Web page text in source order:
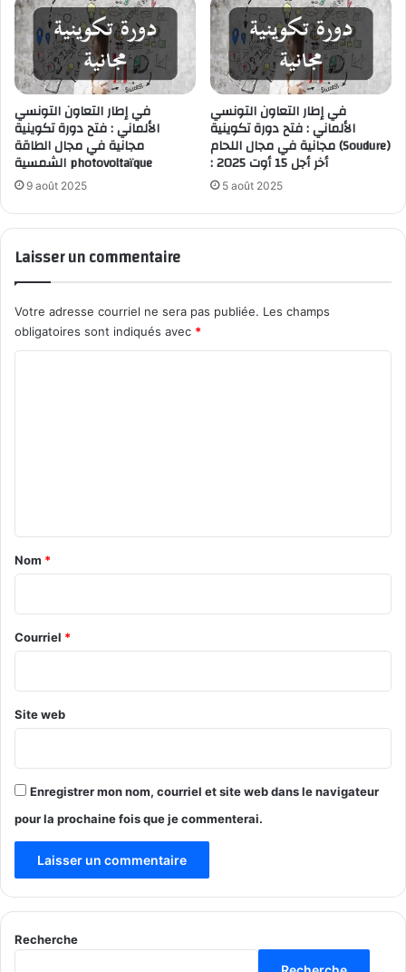
في إطار التعاون التونسي
الألماني : فتح دورة تكوينية
مجانية في مجال الطاقة
الشمسية photovoltaïque
9 août 2025
في إطار التعاون التونسي
الألماني : فتح دورة تكوينية
مجانية في مجال اللحام (Soudure)
: أخر أجل 15 أوت 2025
5 août 2025
Laisser un commentaire
Votre adresse courriel ne sera pas publiée. Les champs
obligatoires sont indiqués avec *
a
r
e
Nom *
Courriel *
Site web
Enregistrer mon nom, courriel et site web dans le navigateur
pour la prochaine fois que je commenterai.
Recherche